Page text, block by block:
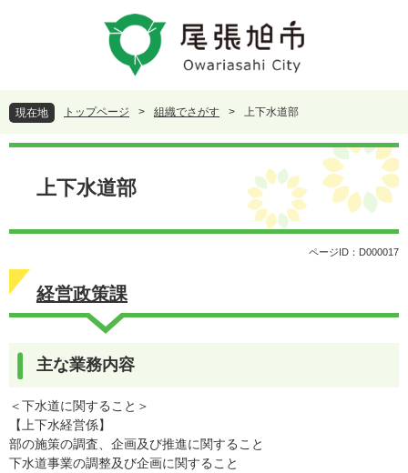
頭
で
す
飛
ば
し
現在地 トップページ > 組織でさがす > 上下水道部
本
上下水道部
ページID：D000017
経営政策課
主な業務内容
＜下水道に関すること＞
【上下水経営係】
部の施策の調査、企画及び推進に関すること
下水道事業の調整及び企画に関すること